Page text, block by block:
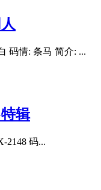
码情: 条马 简介: ...
辑
2148 码...